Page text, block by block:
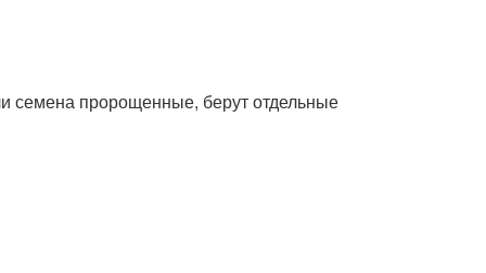
семена пророщенные, берут отдельные